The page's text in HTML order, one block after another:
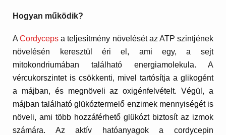
Hogyan működik?
ACordyceps a teljesítmény növelését az ATP szintjének
növelésén keresztül éri el, ami egy, a sejt
mitokondriumában található energiamolekula. A
vércukorszintet is csökkenti, mivel tartósítja a glikogént
a májban, és megnöveli az oxigénfelvételt. Végül, a
májban található glükóztermelő enzimek mennyiségét is
növeli, ami több hozzáférhető glükózt biztosít az izmok
számára. Az aktív hatóanyagok a cordycepin